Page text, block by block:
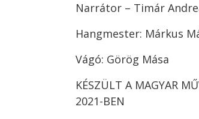
Narrátor – Timár
Hangmester: Márkus
Vágó: Görög Mása
KÉSZÜLT A MAGYAR
2021-BEN